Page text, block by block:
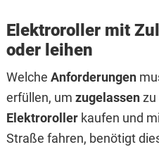
Elektroroller mit
oder leihen
Welche Anforderungen
erfüllen, um zugelassenzu
Elektroroller kaufen und
Straße fahren, benötigt